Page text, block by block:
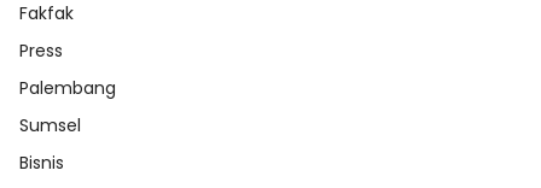
Fakfak
Press
Palembang
Sumsel
Bisnis